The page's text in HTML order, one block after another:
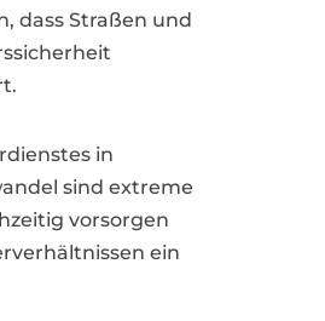
dass Straßen und
in
sind extreme
vorsorgen
ein